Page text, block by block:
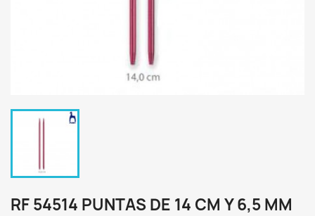
RF 54514 PUNTAS DE 14 CM Y 6,5 MM